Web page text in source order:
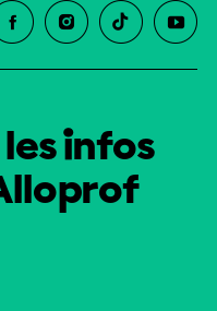
infos